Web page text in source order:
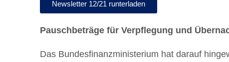
Newsletter 12/21 runterladen
Pauschbeträge für Verpflegung und
Das Bundesfinanzministerium hat darauf